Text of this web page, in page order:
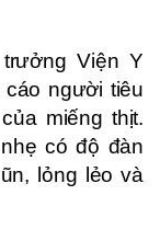
Viện Y
cáo người tiêu
miếng thịt.
có độ đàn
lỏng lẻo và